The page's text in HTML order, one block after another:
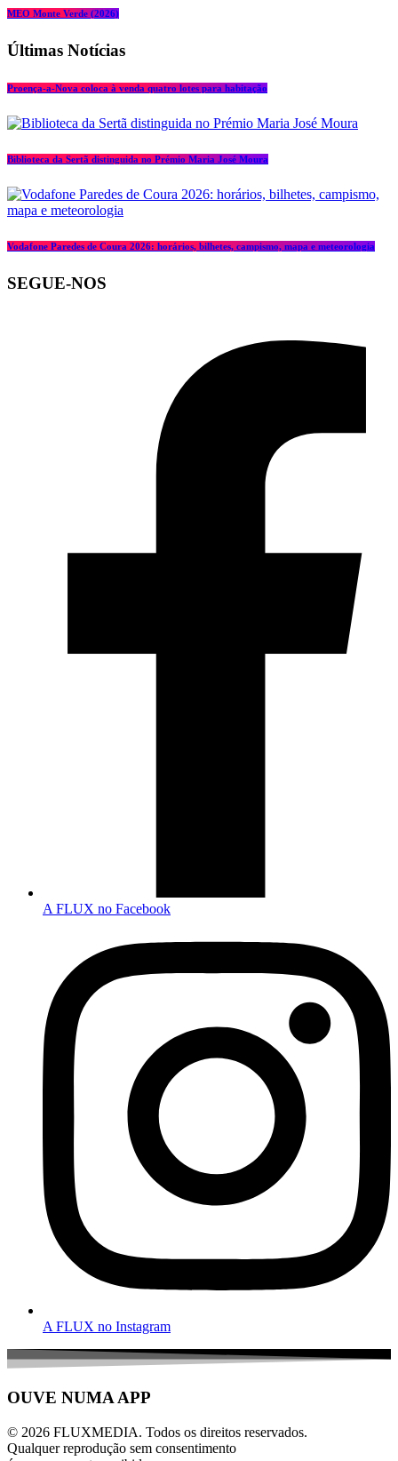
MEO Monte Verde (2026)
Últimas Notícias
Proença-a-Nova coloca à venda quatro lotes para habitação
Biblioteca da Sertã distinguida no Prémio Maria José Moura
Vodafone Paredes de Coura 2026: horários, bilhetes, campismo, mapa e meteorologia
SEGUE-NOS
A FLUX no Facebook
A FLUX no Instagram
OUVE NUMA APP
© 2026 FLUXMEDIA. Todos os direitos reservados.
Qualquer reprodução sem consentimento